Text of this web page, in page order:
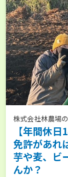
株式会社林農場
【年間休
免許があれ
芋や麦、ビ
んか？